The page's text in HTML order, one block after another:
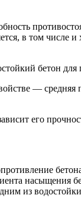
в том числе
бетон
— средняя
его
насыщения
из